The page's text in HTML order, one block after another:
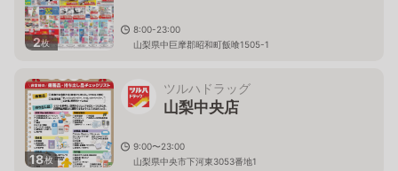
2枚
8:00-23:00
山梨県中巨摩郡昭和町飯喰1505-1
18枚
ツルハドラッグ
山梨中央店
9:00〜23:00
山梨県中央市下河東3053番地1